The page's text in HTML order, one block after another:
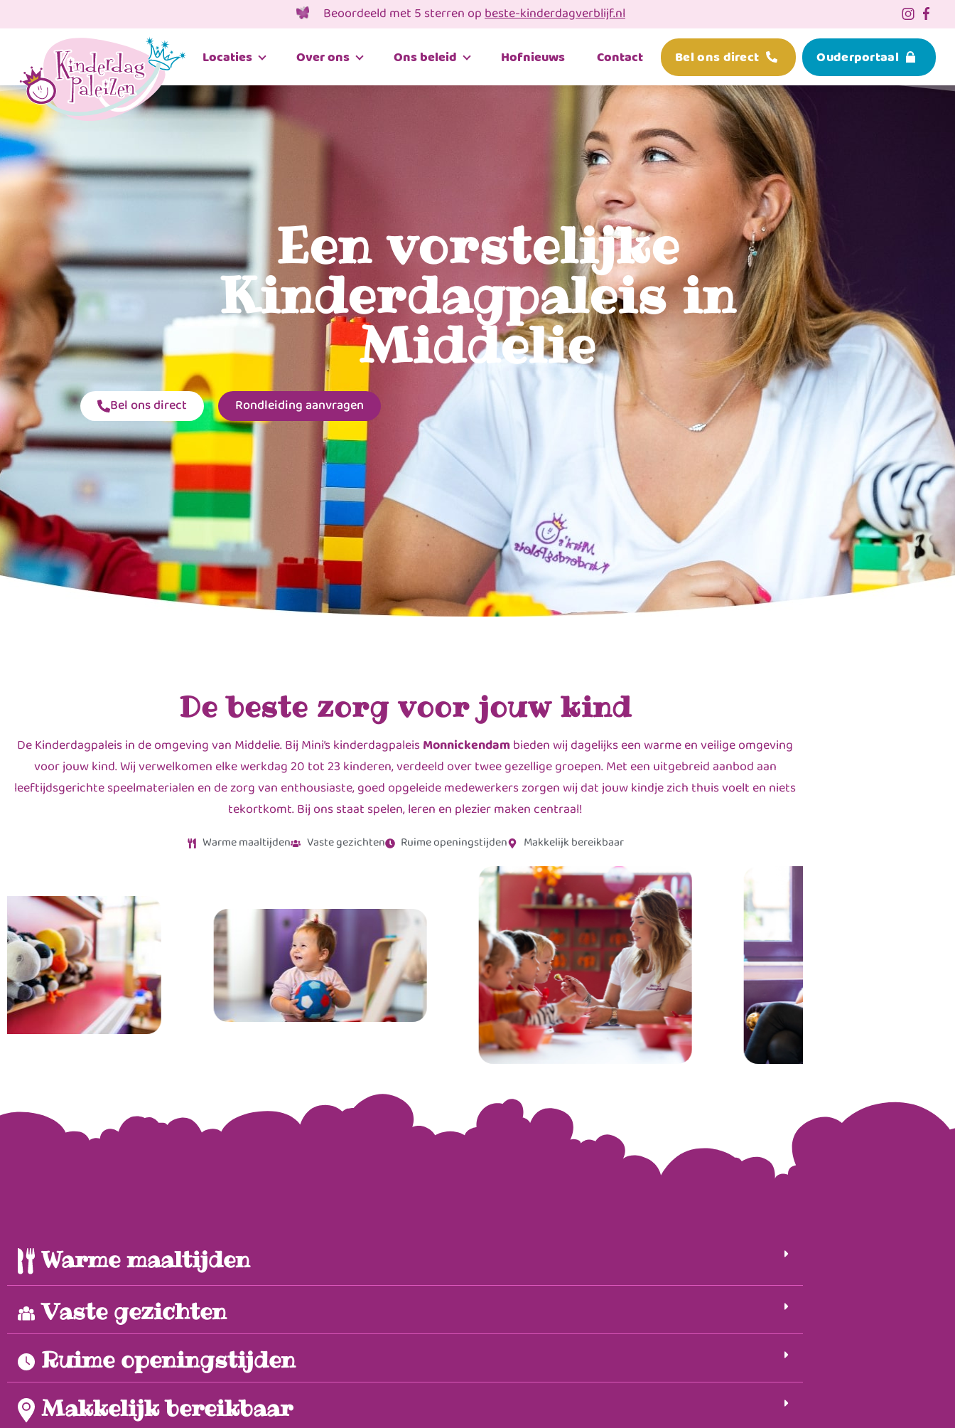
Beoordeeld met 5 sterren opbeste-kinderdagverblijf.nl
Bel ons direct Ouderportaal
Locaties Over ons Ons beleid Hofnieuws Contact
Een vorstelijke
Kinderdagpaleis in
Middelie
Bel ons direct Rondleiding aanvragen
De beste zorg voor jouw kind
De Kinderdagpaleis in de omgeving van Middelie. Bij Mini’s kinderdagpaleisMonnickendam bieden wij dagelijks een warme en veilige omgeving
voor jouw kind. Wij verwelkomen elke werkdag 20 tot 23 kinderen, verdeeld over twee gezellige groepen. Met een uitgebreid aanbod aan
leeftijdsgerichte speelmaterialen en de zorg van enthousiaste, goed opgeleide medewerkers zorgen wij dat jouw kindje zich thuis voelt en niets
tekortkomt. Bij ons staat spelen, leren en plezier maken centraal!
Warme maaltijden Vaste gezichten Ruime openingstijden Makkelijk bereikbaar
Warme maaltijden
Vaste gezichten
Ruime openingstijden
Makkelijk bereikbaar